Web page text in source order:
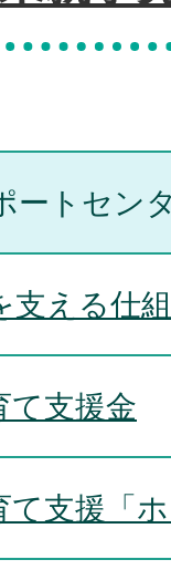
ートセン
支える仕
て支援金
て支援「